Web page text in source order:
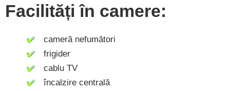
Facilități în camere:
cameră nefumători
frigider
cablu TV
încalzire centrală